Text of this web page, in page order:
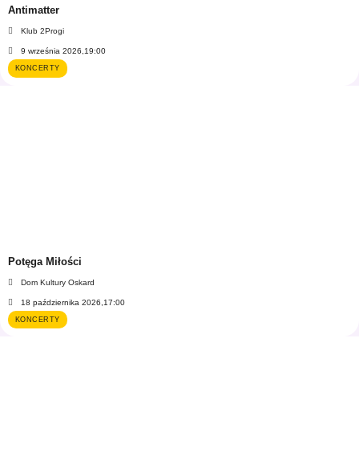
Antimatter
Klub 2Progi
9 września 2026, 19:00
KONCERTY
Potęga Miłości
Dom Kultury Oskard
18 października 2026, 17:00
KONCERTY